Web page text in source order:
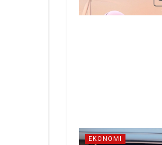
EKONOMI